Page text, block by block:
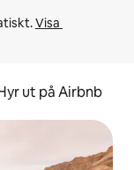
Visa
ut på Airbnb